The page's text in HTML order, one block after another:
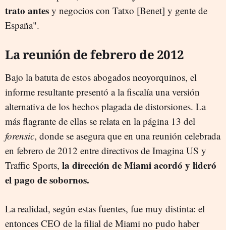
trato antes y negocios con Tatxo [Benet] y gente de
España".
La reunión de febrero de 2012
Bajo la batuta de estos abogados neoyorquinos, el
informe resultante presentó a la fiscalía una versión
alternativa de los hechos plagada de distorsiones. La
más flagrante de ellas se relata en la página 13 del
forensic, donde se asegura que en una reunión celebrada
en febrero de 2012 entre directivos de Imagina US y
Traffic Sports, la dirección de Miami acordó y lideró
el pago de sobornos.
La realidad, según estas fuentes, fue muy distinta: el
entonces CEO de la filial de Miami no pudo haber